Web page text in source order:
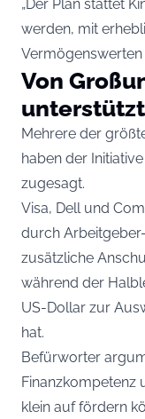
„Der Plan stattet
werden, mit
Vermögenswerten
Von
unterstützt
Mehrere der
haben der
zugesagt.
Visa, Dell und
durch
zusätzliche
während der
US-Dollar zur
hat.
Befürworter
Finanzkompetenz
klein auf fördern